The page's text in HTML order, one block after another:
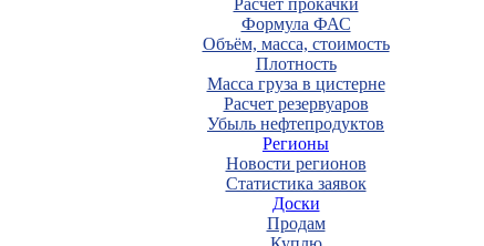
Расчет прокачки
Формула ФАС
Объём, масса, стоимость
Плотность
Масса груза в цистерне
Расчет резервуаров
Убыль нефтепродуктов
Регионы
Новости регионов
Статистика заявок
Доски
Продам